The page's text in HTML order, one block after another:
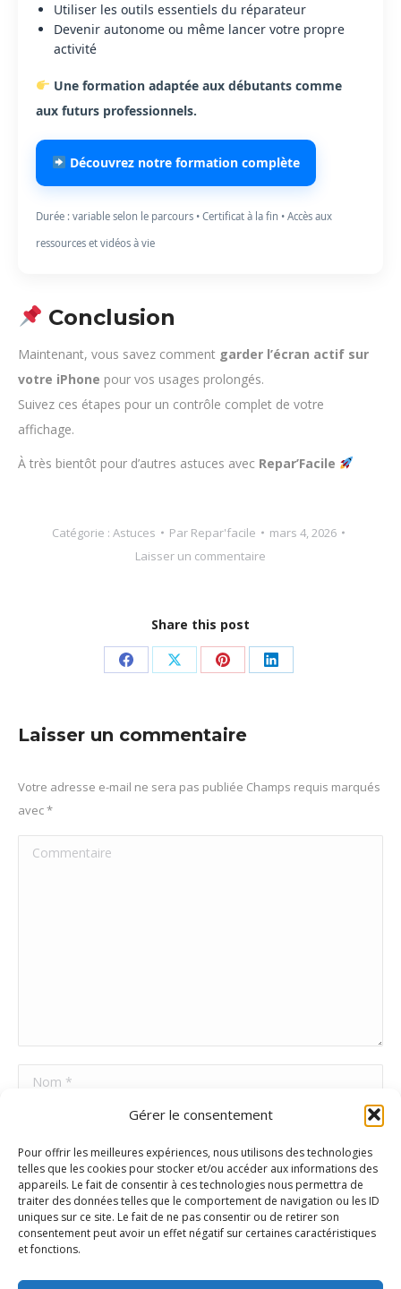
Gérer le consentement
Pour offrir les meilleures expériences, nous utilisons des technologies
telles que les cookies pour stocker et/ou accéder aux informations des
appareils. Le fait de consentir à ces technologies nous permettra de
traiter des données telles que le comportement de navigation ou les ID
uniques sur ce site. Le fait de ne pas consentir ou de retirer son
consentement peut avoir un effet négatif sur certaines caractéristiques
et fonctions.
Utiliser les outils essentiels du réparateur
Devenir autonome ou même lancer votre propre
activité
Une formation adaptée aux débutants comme
aux futurs professionnels.
Découvrez notre formation complète
Durée : variable selon le parcours • Certificat à la fin • Accès aux
ressources et vidéos à vie
Conclusion
Maintenant, vous savez comment garder l’écran actif sur
votre iPhone pour vos usages prolongés.
Suivez ces étapes pour un contrôle complet de votre
affichage.
À très bientôt pour d’autres astuces avec Repar’Facile
Catégorie : Astuces Par Repar'facile
mars 4, 2026
Laisser un commentaire
Share this post
PartagerPartagerPartager
Pinterest
Partager
Laisser un commentaire
Votre adresse e-mail ne sera pas publiée Champs requis marqués
avec*
Commentaire
Nom *
Site Web
Poster commentaire